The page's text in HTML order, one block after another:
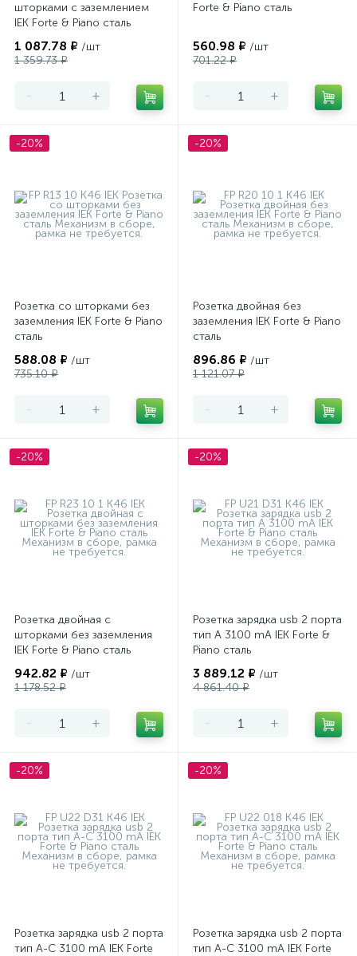
шторками с заземлением
IEK Forte & Piano сталь
1 087.78 ₽ /шт
1 359.73 ₽
- +
Forte & Piano сталь
560.98 ₽ /шт
701.22 ₽
- +
-20%
Розетка со шторками без
заземления IEK Forte & Piano
сталь
588.08 ₽ /шт
735.10 ₽
- +
-20%
Розетка двойная без
заземления IEK Forte & Piano
сталь
896.86 ₽ /шт
1 121.07 ₽
- +
-20%
Розетка двойная с
шторками без заземления
IEK Forte & Piano сталь
942.82 ₽ /шт
1 178.52 ₽
- +
-20%
Розетка зарядка usb 2 порта
тип А 3100 mA IEK Forte &
Piano сталь
3 889.12 ₽ /шт
4 861.40 ₽
- +
-20%
Розетка зарядка usb 2 порта
тип А-С 3100 mA IEK Forte
-20%
Розетка зарядка usb 2 порта
тип А-С 3100 mA IEK Forte